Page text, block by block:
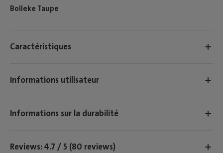
Bolleke Taupe
Caractéristiques
Informations utilisateur
Informations sur la durabilité
Reviews: 4.7 / 5 (80 reviews)